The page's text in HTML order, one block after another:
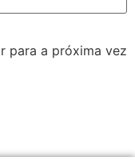
para a próxima vez